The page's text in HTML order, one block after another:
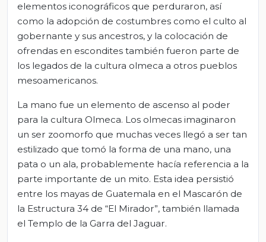
elementos iconográficos que perduraron, así
como la adopción de costumbres como el culto al
gobernante y sus ancestros, y la colocación de
ofrendas en escondites también fueron parte de
los legados de la cultura olmeca a otros pueblos
mesoamericanos.
La mano fue un elemento de ascenso al poder
para la cultura Olmeca. Los olmecas imaginaron
un ser zoomorfo que muchas veces llegó a ser tan
estilizado que tomó la forma de una mano, una
pata o un ala, probablemente hacía referencia a la
parte importante de un mito. Esta idea persistió
entre los mayas de Guatemala en el Mascarón de
la Estructura 34 de “El Mirador”, también llamada
el Templo de la Garra del Jaguar.